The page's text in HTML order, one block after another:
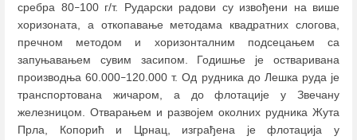
сребра 80–100 г/т. Рударски радови су извођени на више
хоризоната, а откопавање методама квадратних слогова,
пречном методом и хоризонталним подсецањем са
запуњавањем сувим засипом. Годишње је остваривана
производња 60.000–120.000 т. Од рудника до Лешка руда је
транспортована жичаром, а до флотације у Звечану
железницом. Отварањем и развојем околних рудника Жута
Прла, Копорић и Црнац, изграђена је флотација у